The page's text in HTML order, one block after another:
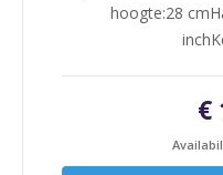
hoogte:28
€